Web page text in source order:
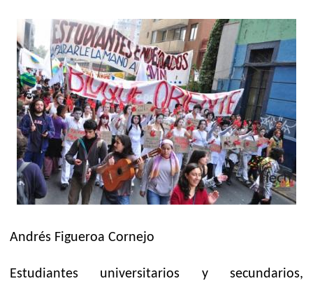
Andrés Figueroa Cornejo
Estudiantes universitarios y secundarios,